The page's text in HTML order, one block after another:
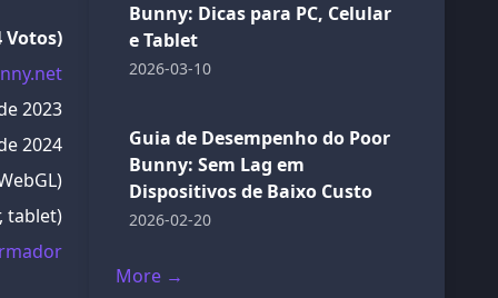
Votos)
2023
2024
tablet)
Bunny: Dicas para PC, Celular
e Tablet
2026-03-10
Guia de Desempenho do Poor
Bunny: Sem Lag em
Dispositivos de Baixo Custo
2026-02-20
More →